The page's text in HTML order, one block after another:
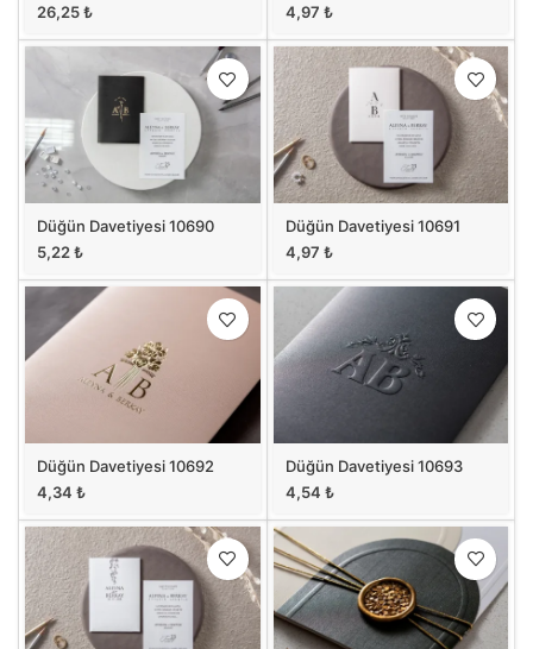
26,25₺
4,97 ₺
Düğün Davetiyesi 10690
5,22₺
Düğün Davetiyesi 10691
4,97 ₺
Düğün Davetiyesi 10692
4,34 ₺
Düğün Davetiyesi 10693
4,54 ₺